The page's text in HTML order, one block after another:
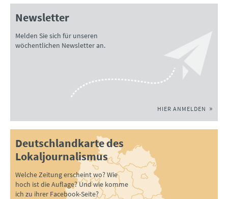
Newsletter
Melden Sie sich für unseren
wöchentlichen Newsletter an.
HIER ANMELDEN
Deutschlandkarte des
Lokaljournalismus
Welche Zeitung erscheint wo? Wie
hoch ist die Auflage? Und wie komme
ich zu ihrer Facebook-Seite?